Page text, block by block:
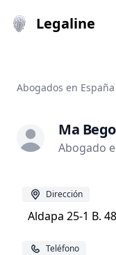
Legaline
Abogados en España
Ma
Abogado
Dirección
Aldapa 25-1 B.
Teléfono